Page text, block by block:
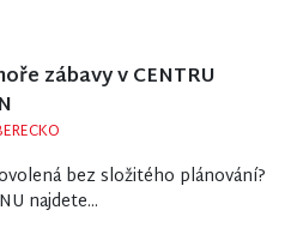
zábavy v CENTRU
bez složitého plánování?
najdete...